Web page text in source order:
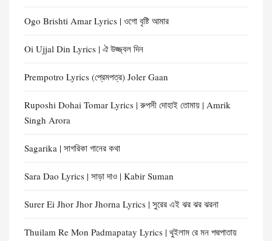
Ogo Brishti Amar Lyrics | ওগো বৃষ্টি আমার
Oi Ujjal Din Lyrics | ঐ উজ্জ্বল দিন
Prempotro Lyrics (প্রেমপত্র) Joler Gaan
Ruposhi Dohai Tomar Lyrics | রুপসী দোহাই তোমায় | Amrik
Singh Arora
Sagarika | সাগরিকা গানের কথা
Sara Dao Lyrics | সাড়া দাও | Kabir Suman
Surer Ei Jhor Jhor Jhorna Lyrics | সুরের এই ঝর ঝর ঝরনা
Thuilam Re Mon Padmapatay Lyrics | থুইলাম রে মন পদ্মপাতায়